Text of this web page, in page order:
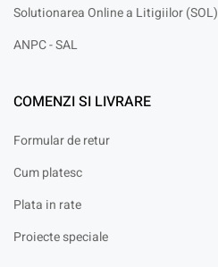
Solutionarea Online a Litigiilor (SOL)
ANPC - SAL
COMENZI SI LIVRARE
Formular de retur
Cum platesc
Plata in rate
Proiecte speciale